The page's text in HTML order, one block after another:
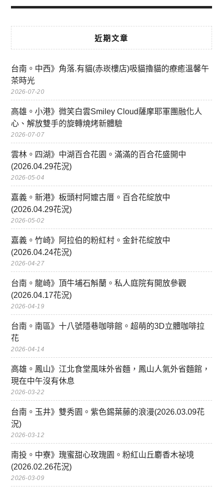
近期文章
台南。中西》角落.有貓(赤崁樓店)吸貓擼貓的療癒溫馨午
茶時光
2026-07-20
高雄。小港》微笑白雲Smiley Cloud薩摩耶軍團融化人
心、解放雙手的旋轉燒烤新體驗
2026-07-07
雲林。四湖》中湖百合花園。滿滿的百合花盛開中
(2026.04.29花況)
2026-05-04
嘉義。新港》板頭村阿嬤古厝。百合花綻放中
(2026.04.29花況)
2026-05-02
嘉義。竹崎》阿拉伯的粉紅村。金針花綻放中
(2026.04.24花況)
2026-04-27
台南。龍崎》頂牛埔石斛蘭。私人庭院有開放參觀
(2026.04.17花況)
2026-04-19
台南。南區》十八號隱巷咖啡館。超萌的3D立體咖啡拉
花
2026-04-14
高雄。鳳山》江北食堂風味外省麵，鳳山人氣外省麵館，
現在中午沒有休息
2026-03-22
台南。玉井》雙秀園。紫色錫葉藤的浪漫(2026.03.09花
況)
2026-03-12
南投。中寮》瑰蜜甜心玫瑰園。粉紅山丘麝香木祕境
(2026.02.26花況)
2026-03-09